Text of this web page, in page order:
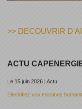
>> DECOUVRIR
ACTU
Le 15 juin 2026 | Actu
Electrifiez vos missions